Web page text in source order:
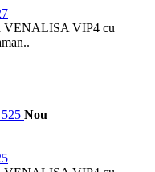
VENALISA VIP4 cu
Nou